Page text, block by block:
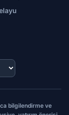
bilgilendirme ve